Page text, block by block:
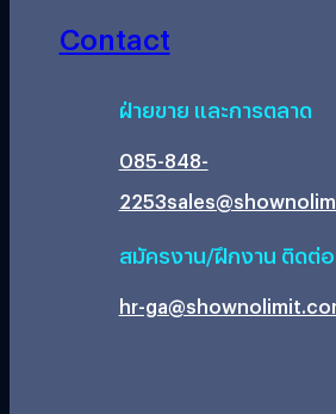
Contact
ฝ่ายขาย และการตลาด
085-848-
2253
สมัครงาน/ฝึกงาน ติดต่
hr-